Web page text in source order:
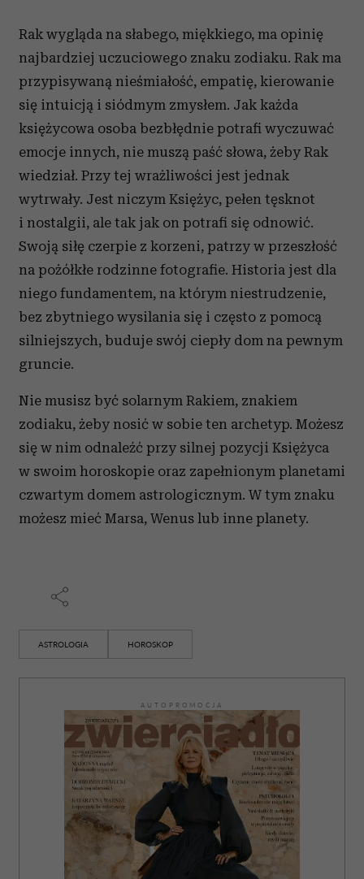
Rak wygląda na słabego, miękkiego, ma opinię
najbardziej uczuciowego znaku zodiaku. Rak ma
przypisywaną nieśmiałość, empatię, kierowanie
się intuicją i siódmym zmysłem. Jak każda
księżycowa osoba bezbłędnie potrafi wyczuwać
emocje innych, nie muszą paść słowa, żeby Rak
wiedział. Przy tej wrażliwości jest jednak
wytrwały. Jest niczym Księżyc, pełen tęsknot
i nostalgii, ale tak jak on potrafi się odnowić.
Swoją siłę czerpie z korzeni, patrzy w przeszłość
na pożółkłe rodzinne fotografie. Historia jest dla
niego fundamentem, na którym niestrudzenie,
bez zbytniego wysilania się i często z pomocą
silniejszych, buduje swój ciepły dom na pewnym
gruncie.
Nie musisz być solarnym Rakiem, znakiem
zodiaku, żeby nosić w sobie ten archetyp. Możesz
się w nim odnaleźć przy silnej pozycji Księżyca
w swoim horoskopie oraz zapełnionym planetami
czwartym domem astrologicznym. W tym znaku
możesz mieć Marsa, Wenus lub inne planety.
ASTROLOGIA HOROSKOP
AUTOPROMOCJA